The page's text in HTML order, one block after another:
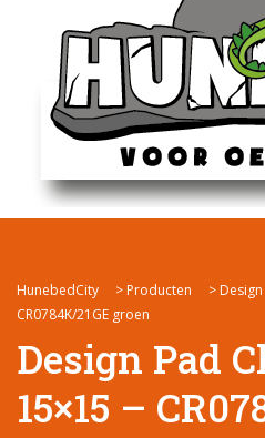
HunebedCity > Producten >
CR0784K/21GE groen
Design Pad
15×15 –